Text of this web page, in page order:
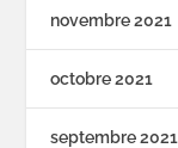
novembre 2021
octobre 2021
septembre 2021